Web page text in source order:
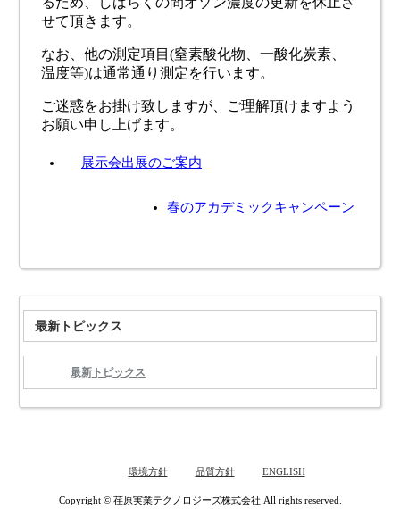
せて頂きます。
なお、他の測定項目(窒素酸化物、一酸化炭素、
温度等)は通常通り測定を行います。
ご迷惑をお掛け致しますが、ご理解頂けますよう
お願い申し上げます。
展示会出展のご案内
春のアカデミックキャンペーン
最新トピックス
最新トピックス
環境方針 品質方針 ENGLISH
Copyright © 荏原実業テクノロジーズ株式会社 All rights reserved.